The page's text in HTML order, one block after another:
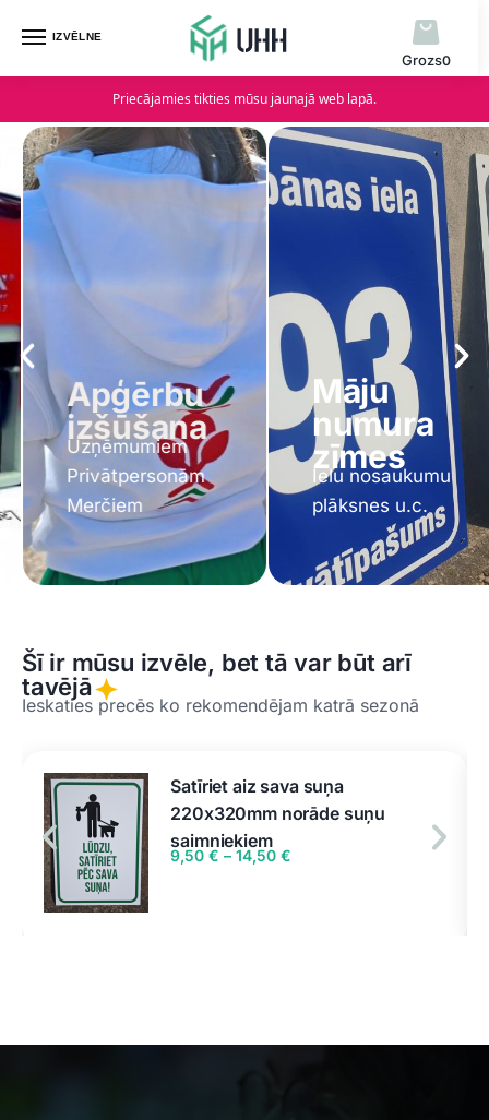
IZVĒLNE
0
Priecājamies tikties mūsu jaunajā web lapā.
Apģērbu
izšūšana
Uzņēmumiem
Privātpersonām
Merčiem
Māju
numura
zīmes
Ielu nosaukumu
plāksnes u.c.
Šī ir mūsu izvēle, bet tā var būt arī
tavējā
Ieskaties precēs ko rekomendējam katrā sezonā
Satīriet aiz sava suņa
220x320mm norāde suņu
saimniekiem
9,50€ – 14,50€